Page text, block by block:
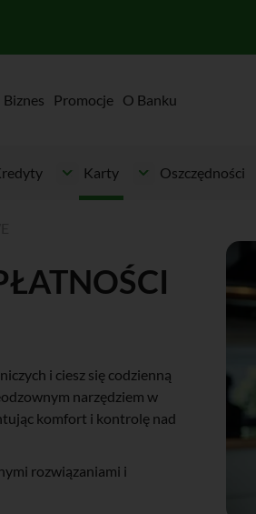
Biznes Promocje O Banku
Karty Oszczędności
i ciesz się codzienną
narzędziem w
komfort i kontrolę nad
rozwiązaniami i